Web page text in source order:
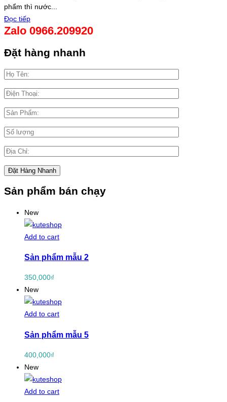
phẩm thì nước...
Đọc tiếp
Zalo 0966.209920
Đặt hàng nhanh
Sản phẩm bán chạy
New
Add to cart
Sản phẩm mẫu 2
350,000₫
New
Add to cart
Sản phẩm mẫu 5
400,000₫
New
Add to cart